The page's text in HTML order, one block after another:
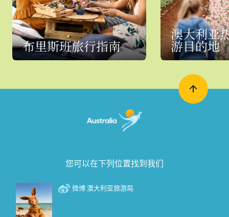
布里斯班旅行指南
澳大利亚
游目的地
您可以在下列位置找到我们
微博 澳大利亚旅游局